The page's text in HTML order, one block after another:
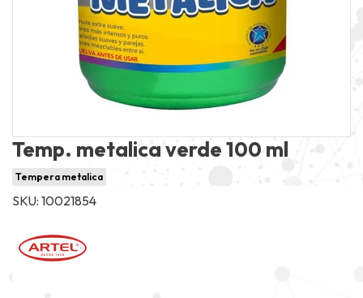
Temp. metalica verde 100 ml
Tempera metalica
SKU: 10021854